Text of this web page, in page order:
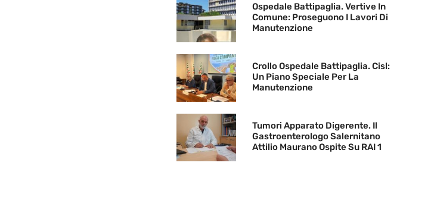
Ospedale Battipaglia. Vertive In
Comune: Proseguono I Lavori Di
Manutenzione
Crollo Ospedale Battipaglia. Cisl:
Un Piano Speciale Per La
Manutenzione
Tumori Apparato Digerente. Il
Gastroenterologo Salernitano
Attilio Maurano Ospite Su RAI 1